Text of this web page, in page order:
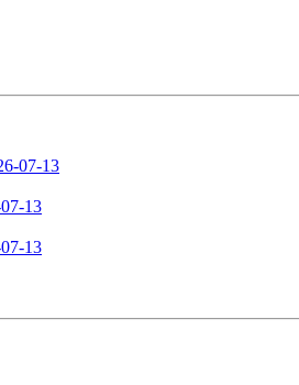
07-13
13
13